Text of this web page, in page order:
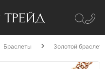
Браслеты Золотой браслет